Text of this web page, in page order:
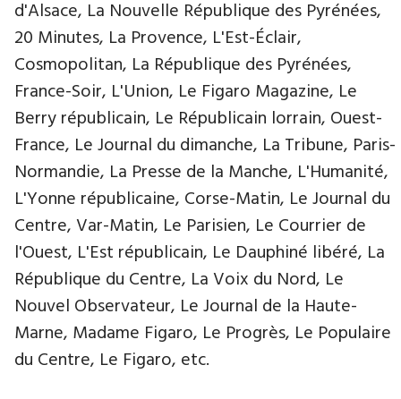
d'Alsace, La Nouvelle République des Pyrénées,
20 Minutes, La Provence, L'Est-Éclair,
Cosmopolitan, La République des Pyrénées,
France-Soir, L'Union, Le Figaro Magazine, Le
Berry républicain, Le Républicain lorrain, Ouest-
France, Le Journal du dimanche, La Tribune, Paris-
Normandie, La Presse de la Manche, L'Humanité,
L'Yonne républicaine, Corse-Matin, Le Journal du
Centre, Var-Matin, Le Parisien, Le Courrier de
l'Ouest, L'Est républicain, Le Dauphiné libéré, La
République du Centre, La Voix du Nord, Le
Nouvel Observateur, Le Journal de la Haute-
Marne, Madame Figaro, Le Progrès, Le Populaire
du Centre, Le Figaro, etc.